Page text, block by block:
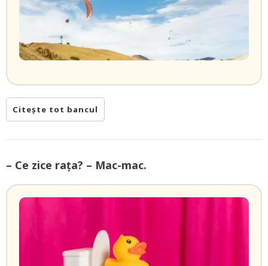
Citește tot bancul
– Ce zice rața? – Mac-mac.